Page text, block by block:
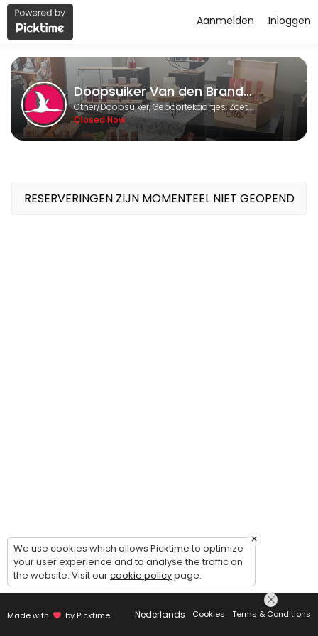
About Doopsuiker Van den Brande
Doopsuiker Van den Brande BVBA is a Doopsuiker,
Services Offered
Afspraak Doopsuiker of Geboortekaartjes
Reservatie Geboorteboeken
Inloggen
Aanmelden
Doopsuiker Van den Brande BVBA
Other/Doopsuiker, Geboortekaartjes, Zoetwaren en Relatiegeschenken
Closed Now
RESERVERINGEN ZIJN MOMENTEEL NIET GEOPEND
Made with by Picktime Nederlands Cookies Terms & Conditions
×
We use cookies which allows Picktime to optimize
your user experience and to analyse the traffic on
the website. Visit ourcookie policypage.